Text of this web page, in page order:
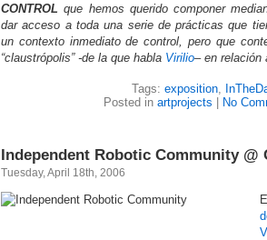
CONTROL que hemos querido componer
dar acceso a toda una serie de prácticas que
un contexto inmediato de control, pero que
“claustrópolis” -de la que habla Virilio– en relación
Tags: exposition,
Posted in artprojects No
Independent Robotic Community @
Tuesday, April 18th, 2006